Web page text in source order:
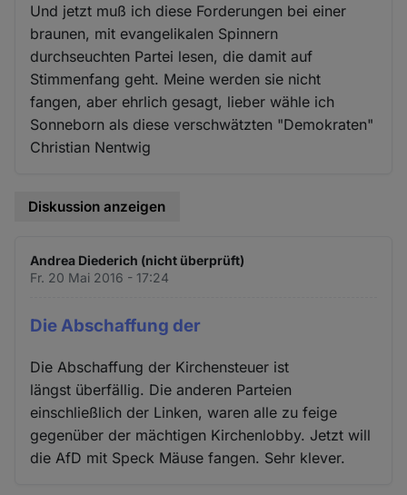
Und jetzt muß ich diese Forderungen bei einer
braunen, mit evangelikalen Spinnern
durchseuchten Partei lesen, die damit auf
Stimmenfang geht. Meine werden sie nicht
fangen, aber ehrlich gesagt, lieber wähle ich
Sonneborn als diese verschwätzten "Demokraten"
Christian Nentwig
Diskussion anzeigen
Andrea Diederich (nicht überprüft)
Fr. 20 Mai 2016 - 17:24
Die Abschaffung der
Die Abschaffung der Kirchensteuer ist
längst überfällig. Die anderen Parteien
einschließlich der Linken, waren alle zu feige
gegenüber der mächtigen Kirchenlobby. Jetzt will
die AfD mit Speck Mäuse fangen. Sehr klever.